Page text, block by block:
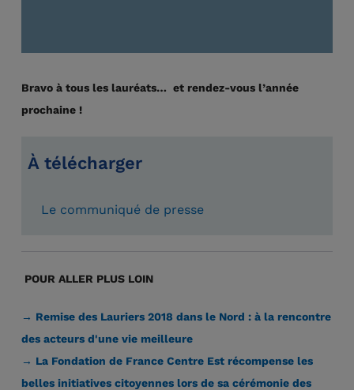
Bravo à tous les lauréats… et rendez-vous l’année
prochaine !
À télécharger
Le communiqué de presse
POUR ALLER PLUS LOIN
→ Remise des Lauriers 2018 dans le Nord : à la rencontre
des acteurs d'une vie meilleure
→ La Fondation de France Centre Est récompense les
belles initiatives citoyennes lors de sa cérémonie des